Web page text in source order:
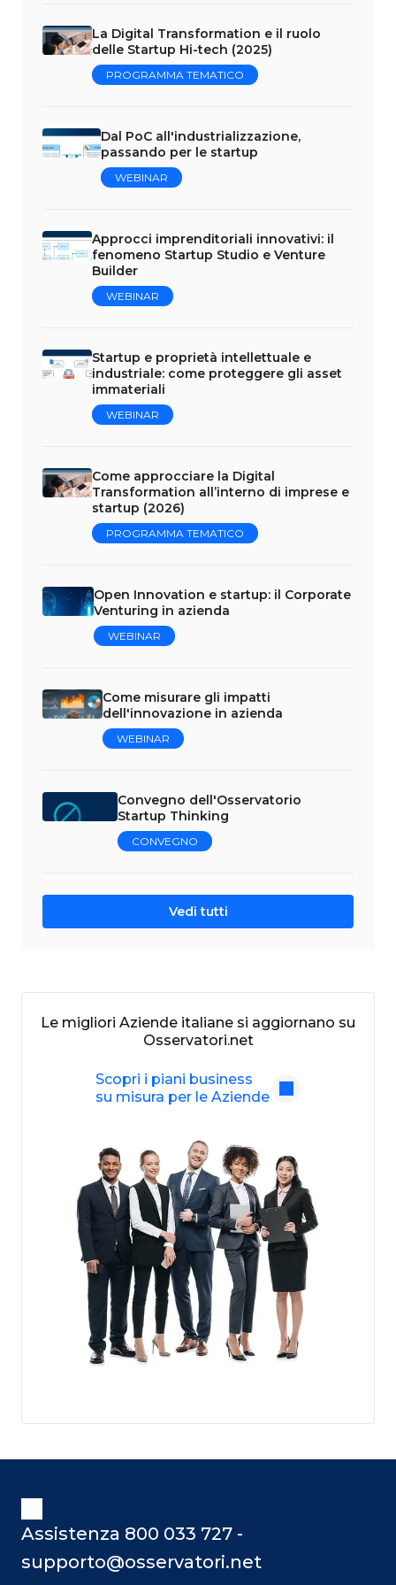
La Digital Transformation e il ruolo
delle Startup Hi-tech (2025)
PROGRAMMA TEMATICO
Dal PoC all'industrializzazione,
passando per le startup
WEBINAR
Approcci imprenditoriali innovativi: il
fenomeno Startup Studio e Venture
Builder
WEBINAR
Startup e proprietà intellettuale e
industriale: come proteggere gli asset
immateriali
WEBINAR
Come approcciare la Digital
Transformation all’interno di imprese e
startup (2026)
PROGRAMMA TEMATICO
Open Innovation e startup: il Corporate
Venturing in azienda
WEBINAR
Come misurare gli impatti
dell'innovazione in azienda
WEBINAR
Convegno dell'Osservatorio
Startup Thinking
CONVEGNO
Vedi tutti
Le migliori Aziende italiane si aggiornano su
Osservatori.net
Scopri i piani business
su misura per le Aziende
Assistenza 800 033 727 -
supporto@osservatori.net